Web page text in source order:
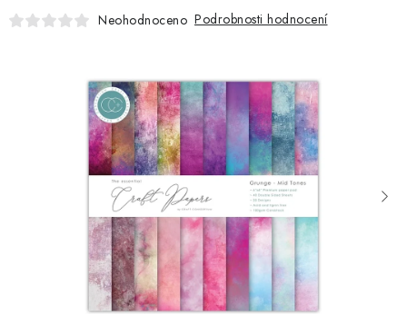
FOTORECENZE
MOJE OBJEDNÁVKA
Kontakty Moje objednávka
Oblíbené ♥️
Hodnocení obchodu
Obchodní podmínky
Podmínky ochrany osobních údajů
Ověřování recenzí
Neohodnoceno Podrobnosti hodnocení